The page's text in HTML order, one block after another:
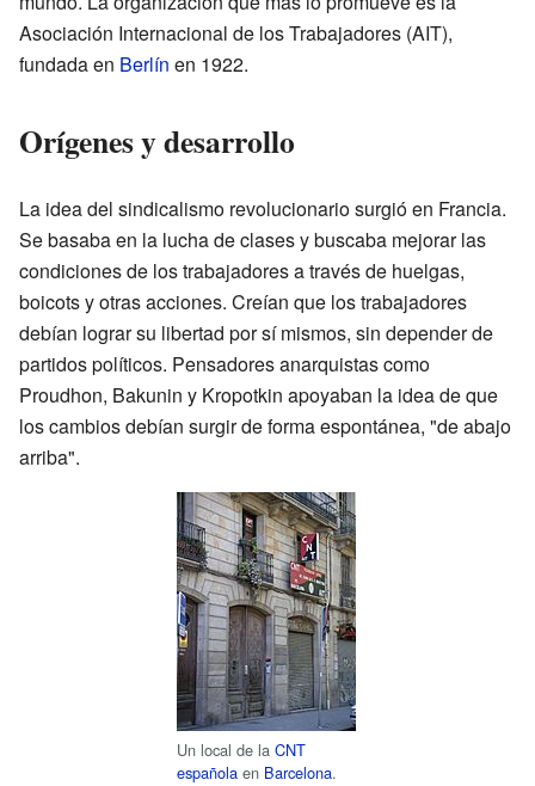
Asociación Internacional de los Trabajadores (AIT),
fundada en Berlín en 1922.
Orígenes y desarrollo
La idea del sindicalismo revolucionario surgió en Francia.
Se basaba en la lucha de clases y buscaba mejorar las
condiciones de los trabajadores a través de huelgas,
boicots y otras acciones. Creían que los trabajadores
debían lograr su libertad por sí mismos, sin depender de
partidos políticos. Pensadores anarquistas como
Proudhon, Bakunin y Kropotkin apoyaban la idea de que
los cambios debían surgir de forma espontánea, "de abajo
arriba".
Un local de la CNT
española en Barcelona.